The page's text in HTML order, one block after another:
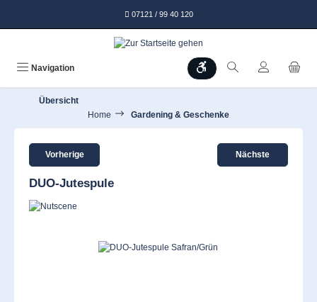
07121 / 99 40 120
Navigation Werkzeugleiste anzeigen
Übersicht
Home
Gardening & Geschenke
Vorherige Nächste
DUO-Jutespule
Bildergalerie überspringen